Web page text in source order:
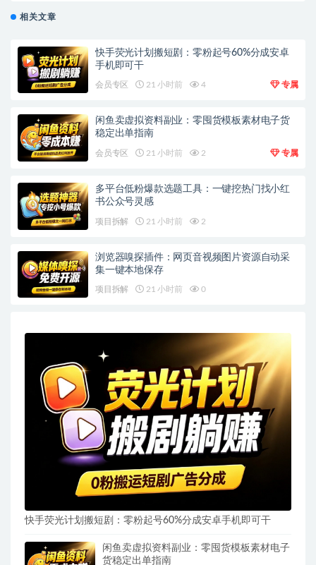
相关文章
快手荧光计划搬短剧：零粉起号60%分成安卓
手机即可干
会员专区 21 小时前 4 专属
闲鱼卖虚拟资料副业：零囤货模板素材电子货
稳定出单指南
会员专区 21 小时前 2 专属
多平台低粉爆款选题工具：一键挖热门找小红
书公众号灵感
项目拆解 21 小时前 2
浏览器嗅探插件：网页音视频图片资源自动采
集一键本地保存
项目拆解 21 小时前 0
快手荧光计划搬短剧：零粉起号60%分成安卓手机即可干
闲鱼卖虚拟资料副业：零囤货模板素材电子
货稳定出单指南